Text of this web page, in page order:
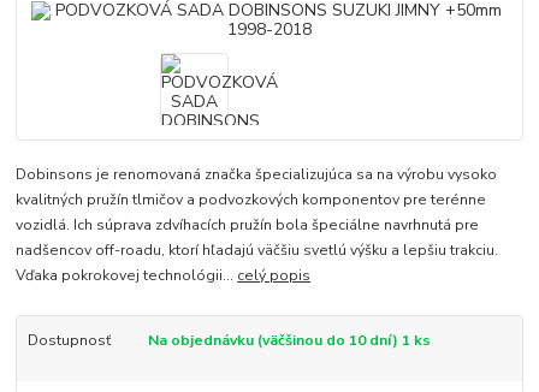
Dobinsons je renomovaná značka špecializujúca sa na výrobu vysoko
kvalitných pružín tlmičov a podvozkových komponentov pre terénne
vozidlá. Ich súprava zdvíhacích pružín bola špeciálne navrhnutá pre
nadšencov off-roadu, ktorí hľadajú väčšiu svetlú výšku a lepšiu trakciu.
Vďaka pokrokovej technológii... celý popis
Dostupnosť Na objednávku (väčšinou do 10 dní) 1 ks